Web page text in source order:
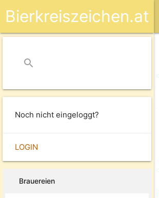
Bierkreiszeichen.at
search
Noch nicht eingeloggt?
LOGIN
Brauereien